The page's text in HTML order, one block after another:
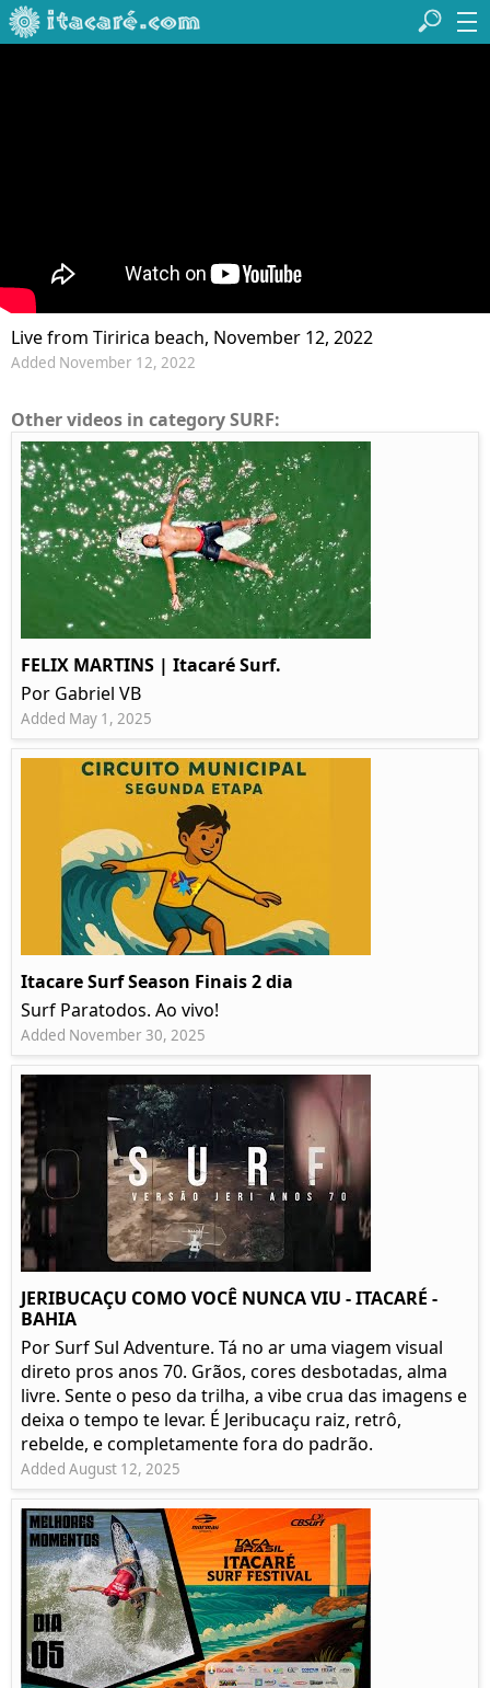
Live from Tiririca beach, November 12, 2022
Added November 12, 2022
Other videos in category SURF:
FELIX MARTINS | Itacaré Surf.
Por Gabriel VB
Added May 1, 2025
Itacare Surf Season Finais 2 dia
Surf Paratodos. Ao vivo!
Added November 30, 2025
JERIBUCAÇU COMO VOCÊ NUNCA VIU - ITACARÉ -
BAHIA
Por Surf Sul Adventure. Tá no ar uma viagem visual
direto pros anos 70. Grãos, cores desbotadas, alma
livre. Sente o peso da trilha, a vibe crua das imagens e
deixa o tempo te levar. É Jeribucaçu raiz, retrô,
rebelde, e completamente fora do padrão.
Added August 12, 2025